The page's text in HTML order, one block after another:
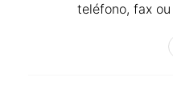
teléfono, fax